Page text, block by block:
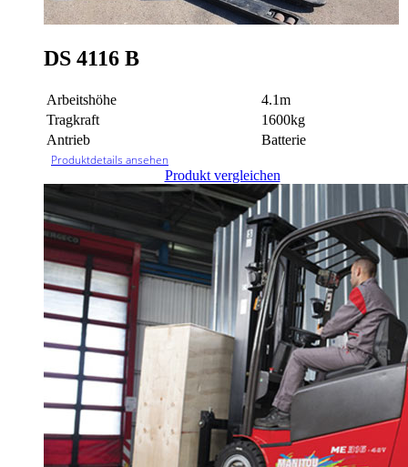
DS 4116 B
Arbeitshöhe
4.1m
Tragkraft
1600kg
Antrieb
Batterie
Produktdetails ansehen
Produkt vergleichen